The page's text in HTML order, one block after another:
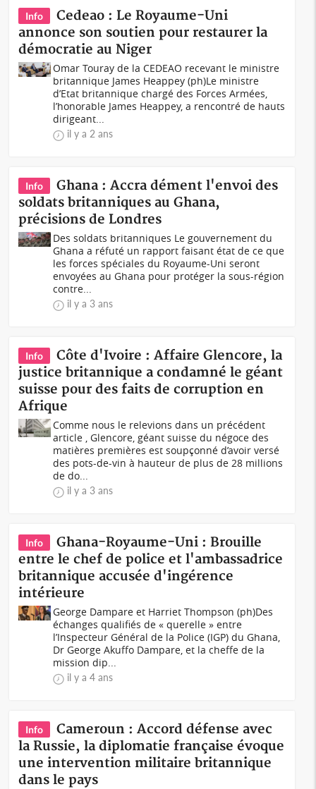
Info
Cedeao : Le Royaume-Uni
annonce son soutien pour restaurer la
démocratie au Niger
Omar Touray de la CEDEAO recevant le ministre
britannique James Heappey (ph)Le ministre
d’Etat britannique chargé des Forces Armées,
l’honorable James Heappey, a rencontré de hauts
dirigeant...
il y a 2 ans
Info
Ghana : Accra dément l'envoi des
soldats britanniques au Ghana,
précisions de Londres
Des soldats britanniques Le gouvernement du
Ghana a réfuté un rapport faisant état de ce que
les forces spéciales du Royaume-Uni seront
envoyées au Ghana pour protéger la sous-région
contre...
il y a 3 ans
Info
Côte d'Ivoire : Affaire Glencore, la
justice britannique a condamné le géant
suisse pour des faits de corruption en
Afrique
Comme nous le relevions dans un précédent
article , Glencore, géant suisse du négoce des
matières premières est soupçonné d’avoir versé
des pots-de-vin à hauteur de plus de 28 millions
de do...
il y a 3 ans
Info
Ghana-Royaume-Uni : Brouille
entre le chef de police et l'ambassadrice
britannique accusée d'ingérence
intérieure
George Dampare et Harriet Thompson (ph)Des
échanges qualifiés de « querelle » entre
l’Inspecteur Général de la Police (IGP) du Ghana,
Dr George Akuffo Dampare, et la cheffe de la
mission dip...
il y a 4 ans
Info
Cameroun : Accord défense avec
la Russie, la diplomatie française évoque
une intervention militaire britannique
dans le pays